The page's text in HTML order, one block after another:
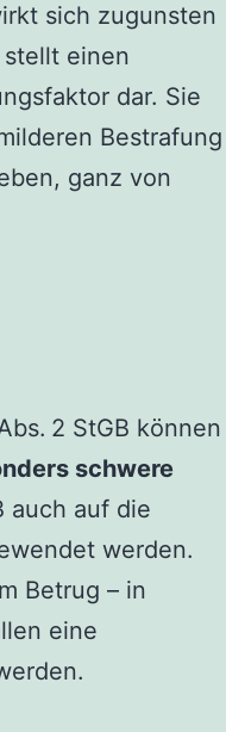
sich zugunsten
einen
dar. Sie
Bestrafung
ganz von
2 StGB können
schwere
auch auf die
werden.
Betrug – in
eine